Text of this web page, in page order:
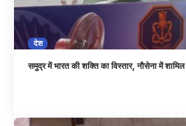
देश
समुद्र में भारत की शक्ति का विस्तार, नौसेना में